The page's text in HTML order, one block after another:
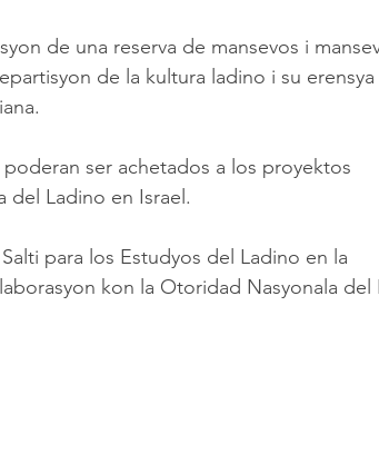
de una reserva de mansevos i
de la kultura ladino i su
ser achetados a los proyektos
del Ladino en Israel.
para los Estudyos del Ladino en la
kon la Otoridad Nasyonala del